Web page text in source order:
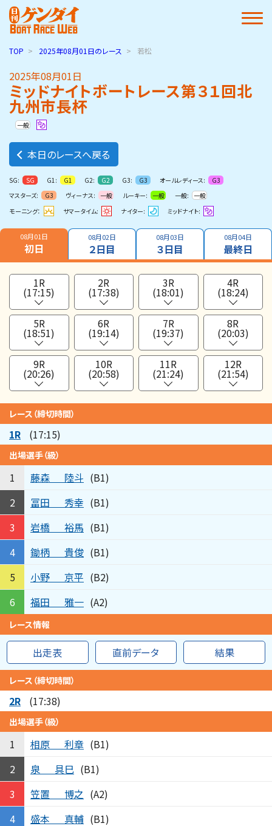
TOP 2025年08月01日のレース 若松
2025年08月01日
ミッドナイトボートレース第３１回北
九州市長杯
一般
本日のレースへ戻る
SG: SG G1: G1 G2: G2 G3: G3 オールレディース:
G3
マスターズ:
G3 ヴィーナス: 一般 ルーキー: 一般 一般: 一般
モーニング：
サマータイム: ナイター: ミッドナイト:
08月01日
初日
08月02日
２日目
08月03日
３日目
08月04日
最終日
1R
(17:15)
2R
(17:38)
3R
(18:01)
4R
(18:24)
5R
(18:51)
6R
(19:14)
7R
(19:37)
8R
(20:03)
9R
(20:26)
10R
(20:58)
11R
(21:24)
12R
(21:54)
レース（締切時間）
1R (17:15)
出場選手（級）
1 藤森 陸斗 (B1)
2
冨田 秀幸 (B1)
3
岩橋 裕馬 (B1)
4
鋤柄 貴俊 (B1)
5
小野 京平 (B2)
6
福田 雅一 (A2)
レース情報
出走表 直前データ 結果
レース（締切時間）
2R (17:38)
出場選手（級）
1 相原 利章 (B1)
2
泉 具巳 (B1)
3
笠置 博之 (A2)
4
盛本 真輔 (B1)